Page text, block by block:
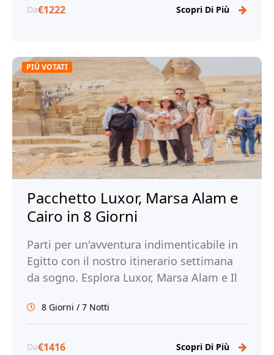
Da€1222 Scopri Di Più
PIÙ VOTATI
Pacchetto Luxor, Marsa Alam e
Cairo in 8 Giorni
Parti per un'avventura indimenticabile in
Egitto con il nostro itinerario settimana
da sogno. Esplora Luxor, Marsa Alam e Il
8 Giorni / 7 Notti
Da€1416 Scopri Di Più